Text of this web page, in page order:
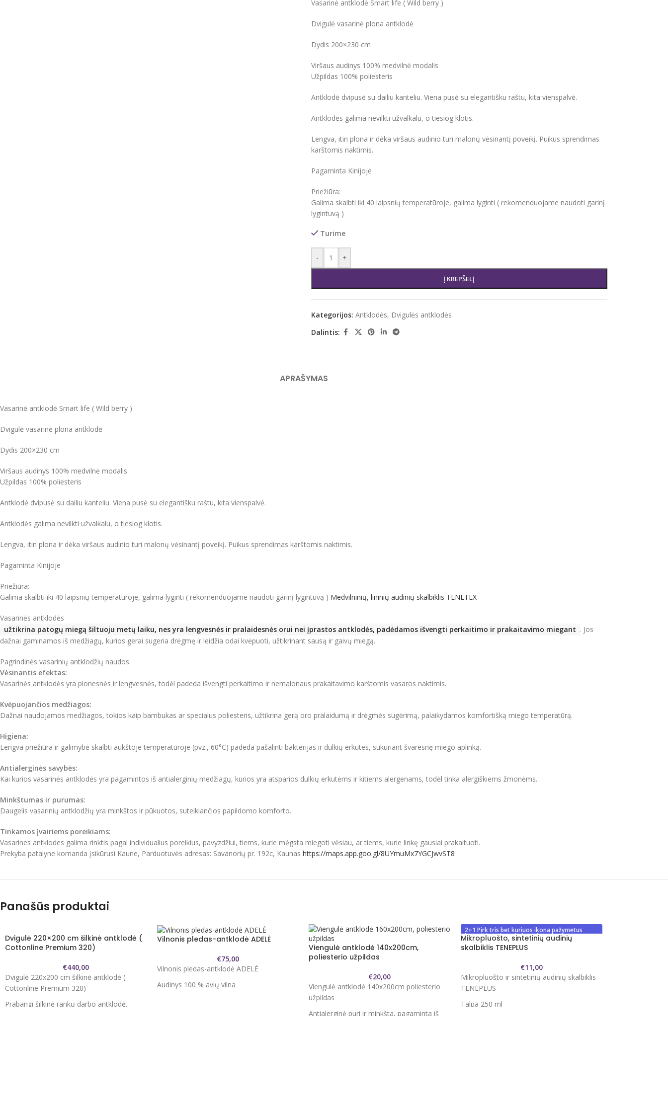
Vasarinė antklodė Smart life ( Wild berry )
Dvigulė vasarinė plona antklodė
Dydis 200×230 cm
Viršaus audinys 100% medvilnė modalis
Užpildas 100% poliesteris
Antklodė dvipusė su dailiu kanteliu. Viena pusė su elegantišku raštu, kita vienspalvė.
Antklodės galima nevilkti užvalkalu, o tiesiog klotis.
Lengva, itin plona ir dėka viršaus audinio turi malonų vėsinantį poveikį. Puikus sprendimas
karštomis naktimis.
Pagaminta Kinijoje
Priežiūra:
Galima skalbti iki 40 laipsnių temperatūroje, galima lyginti ( rekomenduojame naudoti garinį
lygintuvą )
Turime
- +
Į KREPŠELĮ
Kategorijos: Antklodės, Dvigulės antklodės
Dalintis:
APRAŠYMAS
Vasarinė antklodė Smart life ( Wild berry )
Dvigulė vasarinė plona antklodė
Dydis 200×230 cm
Viršaus audinys 100% medvilnė modalis
Užpildas 100% poliesteris
Antklodė dvipusė su dailiu kanteliu. Viena pusė su elegantišku raštu, kita vienspalvė.
Antklodės galima nevilkti užvalkalu, o tiesiog klotis.
Lengva, itin plona ir dėka viršaus audinio turi malonų vėsinantį poveikį. Puikus sprendimas karštomis naktimis.
Pagaminta Kinijoje
Priežiūra:
Galima skalbti iki 40 laipsnių temperatūroje, galima lyginti ( rekomenduojame naudoti garinį lygintuvą ) Medvilninių, lininių audinių skalbiklis TENETEX
Vasarinės antklodės
užtikrina patogų miegą šiltuoju metų laiku, nes yra lengvesnės ir pralaidesnės orui nei įprastos antklodės, padėdamos išvengti perkaitimo ir prakaitavimo miegant . Jos
dažnai gaminamos iš medžiagų, kurios gerai sugeria drėgmę ir leidžia odai kvėpuoti, užtikrinant sausą ir gaivų miegą.
Pagrindinės vasarinių antklodžių naudos:
Vėsinantis efektas:
Vasarinės antklodės yra plonesnės ir lengvesnės, todėl padeda išvengti perkaitimo ir nemalonaus prakaitavimo karštomis vasaros naktimis.
Kvėpuojančios medžiagos:
Dažnai naudojamos medžiagos, tokios kaip bambukas ar specialus poliesteris, užtikrina gerą oro pralaidumą ir drėgmės sugėrimą, palaikydamos komfortišką miego temperatūrą.
Higiena:
Lengva priežiūra ir galimybė skalbti aukštoje temperatūroje (pvz., 60°C) padeda pašalinti bakterijas ir dulkių erkutes, sukuriant švaresnę miego aplinką.
Antialerginės savybės:
Kai kurios vasarinės antklodės yra pagamintos iš antialerginių medžiagų, kurios yra atsparios dulkių erkutėms ir kitiems alergenams, todėl tinka alergiškiems žmonėms.
Minkštumas ir purumas:
Daugelis vasarinių antklodžių yra minkštos ir pūkuotos, suteikiančios papildomo komforto.
Tinkamos įvairiems poreikiams:
Vasarines antklodes galima rinktis pagal individualius poreikius, pavyzdžiui, tiems, kurie mėgsta miegoti vėsiau, ar tiems, kurie linkę gausiai prakaituoti.
Prekyba patalyne komanda įsikūrusi Kaune, Parduotuvės adresas: Savanorių pr. 192c, Kaunas https://maps.app.goo.gl/8UYmuMx7YGCJwvST8
Panašūs produktai
Dvigulė 220×200 cm šilkinė antklodė (
Cottonline Premium 320)
€440,00
Dvigulė 220x200 cm šilkinė antklodė (
Cottonline Premium 320)
Prabangi šilkinė rankų darbo antklodė.
Vilnonis pledas-antklodė ADELĖ
€75,00
Vilnonis pledas-antklodė ADELĖ
Audinys 100 % avių vilna
Tankis 420 g/m2
Viengulė antklodė 140x200cm,
poliesterio užpildas
€20,00
Viengulė antklodė 140x200cm poliesterio
užpildas
Antialerginė puri ir minkšta, pagaminta iš
2+1 Pirk tris bet kuriuos ikona pažymėtus
komplektus ir mokėk už du
Mikropluošto, sintetinių audinių
skalbiklis TENEPLUS
€11,00
Mikropluošto ir sintetinių audinių skalbiklis
TENEPLUS
Talpa 250 ml